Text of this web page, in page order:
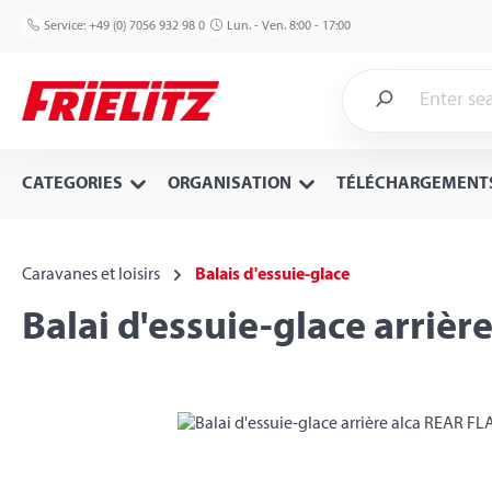
to main content
Skip to search
Skip to main navigation
Service: +49 (0) 7056 932 98 0 Lun. - Ven. 8:00 - 17:00
CATEGORIES ORGANISATION
Caravanes et loisirs Balais d'essuie-glace
Balai d'essuie-glace arrière